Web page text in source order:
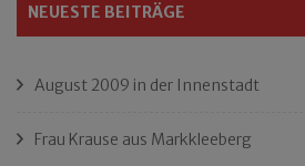
NEUESTE BEITRÄGE
August 2009 in der Innenstadt
Frau Krause aus Markkleeberg